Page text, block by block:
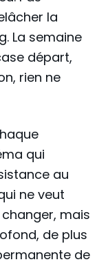
la
La semaine
départ,
rien ne
qui
au
ne veut
mais
de plus
de